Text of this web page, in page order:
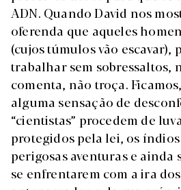
ADN. Quando David nos
oferenda que aqueles
(cujos túmulos vão escavar),
trabalhar sem sobressaltos,
comenta, não troça.
alguma sensação de
“cientistas” procedem de
protegidos pela lei, os índios
perigosas aventuras e ainda
se enfrentarem com a ira